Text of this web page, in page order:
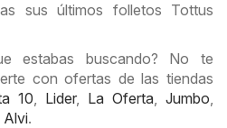
sus últimos folletos Tottus
estabas buscando? No te
con ofertas de las tiendas
10, Lider, La Oferta, Jumbo,
Alvi.